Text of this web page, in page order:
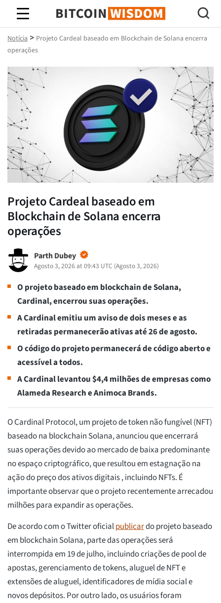
Sabedoria do Bitcoin
Notícia > Projeto Cardeal baseado em Blockchain de Solana encerra
operações
Projeto Cardeal baseado em
Blockchain de Solana encerra
operações
Parth Dubey
Agosto 3, 2026 at 09:43 UTC (Agosto 3, 2026)
O projeto baseado em blockchain de Solana,
Cardinal, encerrou suas operações.
A Cardinal emitiu um aviso de dois meses e as
retiradas permanecerão ativas até 26 de agosto.
O código do projeto permanecerá de código aberto e
acessível a todos.
A Cardinal levantou $4,4 milhões de empresas como
Alameda Research e Animoca Brands.
O Cardinal Protocol, um projeto de token não fungível (NFT)
baseado na blockchain Solana, anunciou que encerrará
suas operações devido ao mercado de baixa predominante
no espaço criptográfico, que resultou em estagnação na
ação do preço dos ativos digitais , incluindo NFTs. É
importante observar que o projeto recentemente arrecadou
milhões para expandir as operações.
De acordo com o Twitter oficialpublicardo projeto baseado
em blockchain Solana, parte das operações será
interrompida em 19 de julho, incluindo criações de pool de
apostas, gerenciamento de tokens, aluguel de NFT e
extensões de aluguel, identificadores de mídia social e
novos depósitos. Por outro lado, os usuários foram